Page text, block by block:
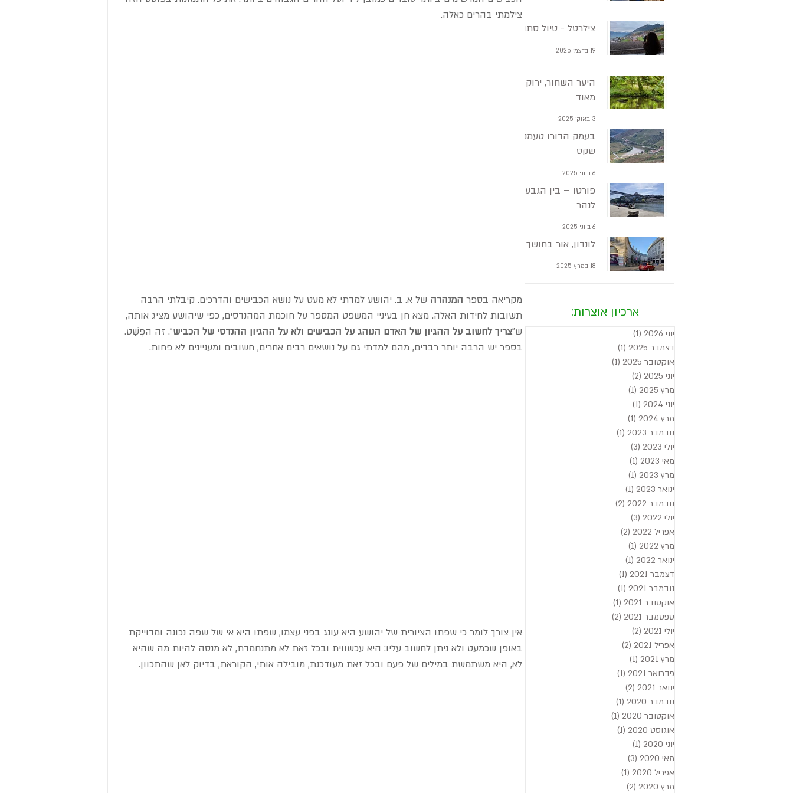
צילמתי בהרים כאלה.
מקריאה בספר המנהרה של א. ב. יהושע למדתי לא מעט על נושא הכבישים והדרכים. קיבלתי הרבה
תשובות לחידות האלה. מצא חן בעיניי המשפט המספר על חוכמת המהנדסים, כפי שיהושע מציג אותה,
ש"צריך לחשוב על ההגיון של האדם הנוהג על הכבישים ולא על ההגיון ההנדסי של הכביש". זה הפְּשַׁט.
בספר יש הרבה יותר רבדים, מהם למדתי גם על נושאים רבים אחרים, חשובים ומעניינים לא פחות.
אין צורך לומר כי שפתו הציורית של יהושע היא עונג בפני עצמו, שפתו היא אי של שפה נכונה ומדוייקת
באופן שכמעט ולא ניתן לחשוב עליו: היא עכשווית ובכל זאת לא מתנחמדת, לא מנסה להיות מה שהיא
לא, היא משתמשת במילים של פעם ובכל זאת מעודכנת, מובילה אותי, הקוראת, בדיוק לאן שהתכוון.
צילרטל - טיול סתווי
19 בדצמ׳ 2025
היער השחור, ירוק
מאוד
3 באוק׳ 2025
בעמק הדורו טעמנו
שקט
6 ביוני 2025
פורטו – בין הגבעות
לנהר
6 ביוני 2025
לונדון, אור בחושך
18 במרץ 2025
ארכיון אוצרות:
יוני 2026 (1)
דצמבר 2025
(1)
אוקטובר 2025
(1)
יוני 2025
(2)
מרץ 2025
(1)
יוני 2024
(1)
מרץ 2024
(1)
נובמבר 2023
(1)
יולי 2023
(3)
מאי 2023
(1)
מרץ 2023
(1)
ינואר 2023
(1)
נובמבר 2022
(2)
יולי 2022
(3)
אפריל 2022
(2)
מרץ 2022
(1)
ינואר 2022
(1)
דצמבר 2021
(1)
נובמבר 2021
(1)
אוקטובר 2021
(1)
ספטמבר 2021
(2)
יולי 2021
(2)
אפריל 2021
(2)
מרץ 2021
(1)
פברואר 2021
(1)
ינואר 2021
(2)
נובמבר 2020
(1)
אוקטובר 2020
(1)
אוגוסט 2020
(1)
יוני 2020
(1)
מאי 2020
(3)
אפריל 2020
(1)
מרץ 2020
(2)